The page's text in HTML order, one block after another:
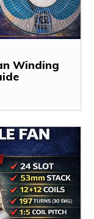
Winding